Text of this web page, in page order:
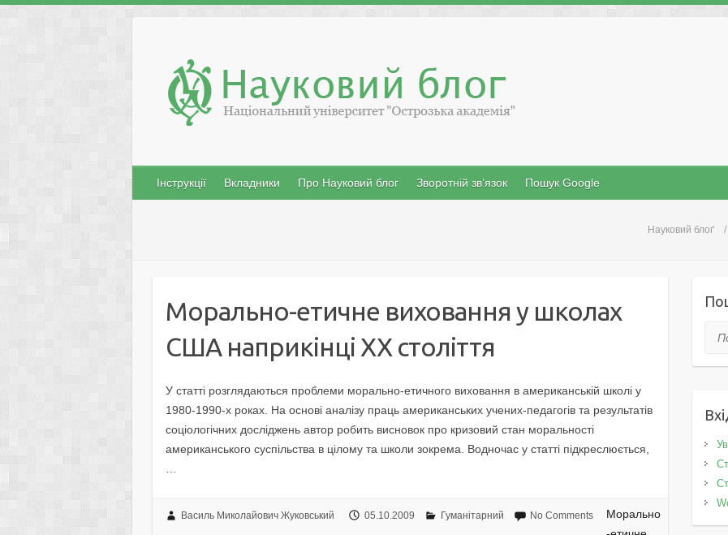
content
Інструкції Вкладники Про Науковий блог Зворотній зв’язок Пошук Google
Науковий блоґ
Морально-етичне виховання у школах
США наприкінці ХХ століття
У статті розглядаються проблеми морально-етичного виховання в американській школі у
1980-1990-х роках. На основі аналізу праць американських учених-педагогів та результатів
соціологічних досліджень автор робить висновок про кризовий стан моральності
американського суспільства в цілому та школи зокрема. Водночас у статті підкреслюється,
Василь Миколайович Жуковський 05.10.2009 Гуманітарний No Comments
Морально